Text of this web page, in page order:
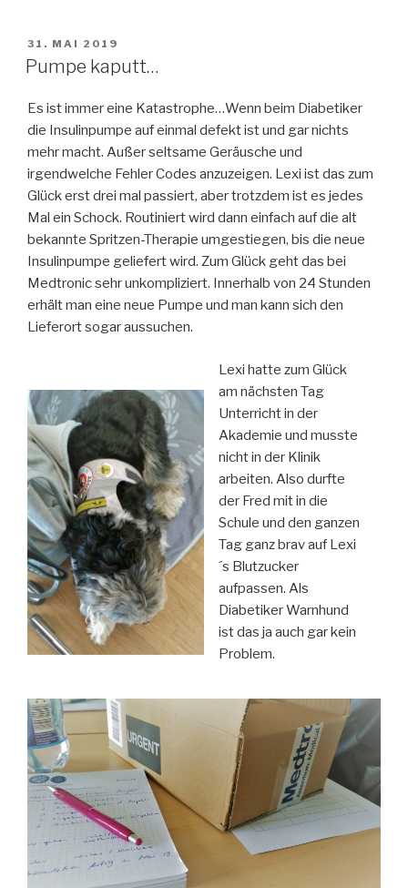
VERÖFFENTLICHT
AM
31. MAI 2019
Pumpe kaputt…
Es ist immer eine Katastrophe…Wenn beim Diabetiker
die Insulinpumpe auf einmal defekt ist und gar nichts
mehr macht. Außer seltsame Geräusche und
irgendwelche Fehler Codes anzuzeigen. Lexi ist das zum
Glück erst drei mal passiert, aber trotzdem ist es jedes
Mal ein Schock. Routiniert wird dann einfach auf die alt
bekannte Spritzen-Therapie umgestiegen, bis die neue
Insulinpumpe geliefert wird. Zum Glück geht das bei
Medtronic sehr unkompliziert. Innerhalb von 24 Stunden
erhält man eine neue Pumpe und man kann sich den
Lieferort sogar aussuchen.
Lexi hatte zum Glück
am nächsten Tag
Unterricht in der
Akademie und musste
nicht in der Klinik
arbeiten. Also durfte
der Fred mit in die
Schule und den ganzen
Tag ganz brav auf Lexi
´s Blutzucker
aufpassen. Als
Diabetiker Warnhund
ist das ja auch gar kein
Problem.